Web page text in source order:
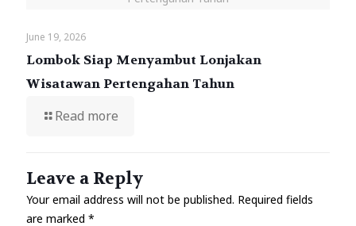
June 19, 2026
Lombok Siap Menyambut Lonjakan
Wisatawan Pertengahan Tahun
Read more
Leave a Reply
Your email address will not be published. Required fields
are marked *